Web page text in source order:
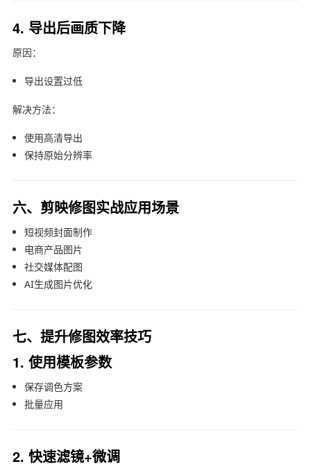
4. 导出后画质下降
原因：
导出设置过低
解决方法：
使用高清导出
保持原始分辨率
六、剪映修图实战应用场景
短视频封面制作
电商产品图片
社交媒体配图
AI生成图片优化
七、提升修图效率技巧
1. 使用模板参数
保存调色方案
批量应用
2. 快速滤镜+微调